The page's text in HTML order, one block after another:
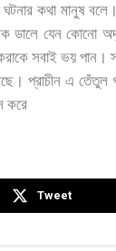
ঘটনার কথা মানুষ বলে।
ডালে যেন কোনো
সবাই ভয় পান।
প্রাচীন এ তেঁতুল
করে
Tweet